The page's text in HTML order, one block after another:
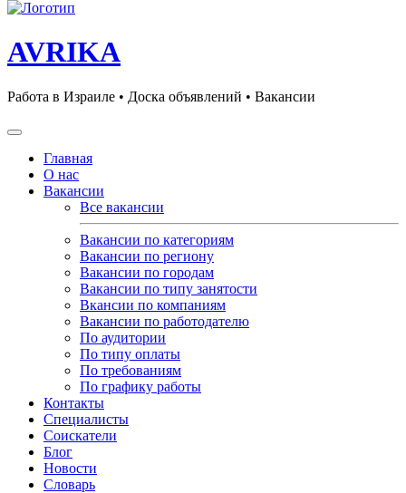
AVRIKA
Работа в Израиле • Доска объявлений • Вакансии
Главная
О нас
Вакансии
Все вакансии
Вакансии по категориям
Вакансии по региону
Вакансии по городам
Вакансии по типу занятости
Вкансии по компаниям
Вакансии по работодателю
По аудитории
По типу оплаты
По требованиям
По графику работы
Контакты
Специалисты
Соискатели
Блог
Новости
Словарь